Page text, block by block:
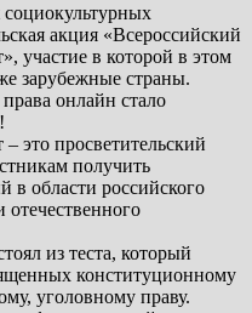
акция «Всероссийский
участие в которой в этом
зарубежные страны.
онлайн стало
это просветительский
получить
в области российского
отечественного
из теста, который
конституционному
уголовному праву.